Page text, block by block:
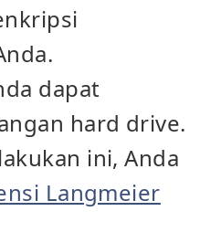
dapat
hard drive.
ini, Anda
Langmeier